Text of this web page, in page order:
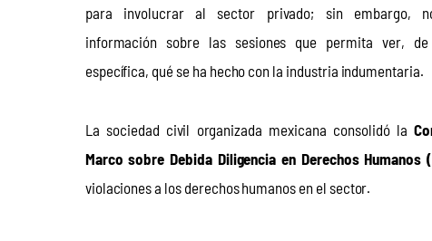
para involucrar al sector privado; sin embargo,
información sobre las sesiones que permita ver, de
específica, qué se ha hecho con la industria indumentaria.
La sociedad civil organizada mexicana consolidó la
Marco sobre Debida Diligencia en Derechos Humanos
violaciones a los derechos humanos en el sector.